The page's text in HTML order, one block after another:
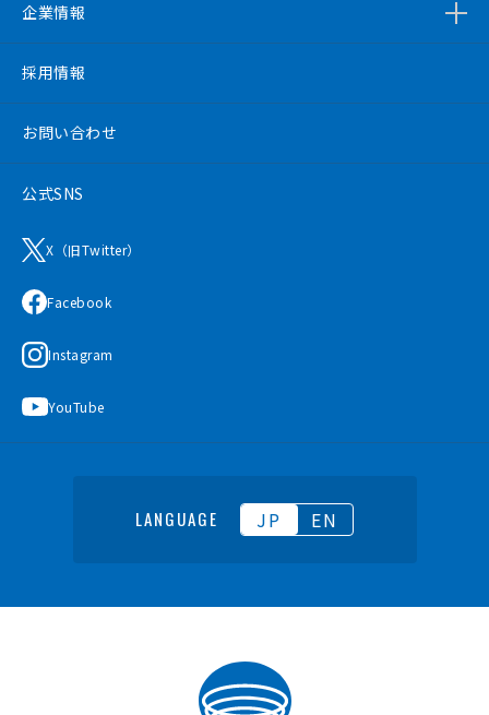
企業情報
採用情報
お問い合わせ
公式SNS
X（旧Twitter）
Facebook
Instagram
YouTube
LANGUAGE JP EN